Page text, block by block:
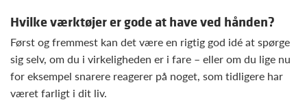
Hvilke værktøjer er gode at have ved hånden?
Først og fremmest kan det være en rigtig god idé at spørge
sig selv, om du i virkeligheden er i fare – eller om du lige nu
for eksempel snarere reagerer på noget, som tidligere har
været farligt i dit liv.